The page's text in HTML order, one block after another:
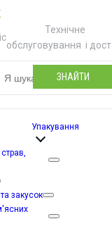
Технічне
обслуговування і
ЗНАЙТИ
закусок
Упакування